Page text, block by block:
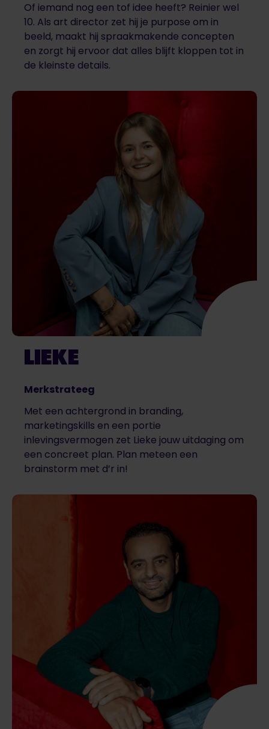
Of iemand nog een tof idee heeft? Reinier wel
10. Als art director zet hij je purpose om in
beeld, maakt hij spraakmakende concepten
en zorgt hij ervoor dat alles blijft kloppen tot in
de kleinste details.
LIEKE
Merkstrateeg
Met een achtergrond in branding,
marketingskills en een portie
inlevingsvermogen zet Lieke jouw uitdaging om
een concreet plan. Plan meteen een
brainstorm met d’r in!